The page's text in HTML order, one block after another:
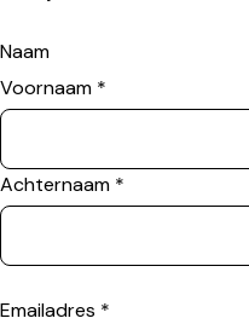
Naam
Voornaam *
Achternaam *
Emailadres *